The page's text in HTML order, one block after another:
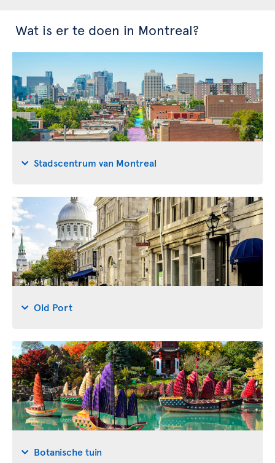
Wat is er te doen in Montreal?
Stadscentrum van Montreal
Old Port
Botanische tuin